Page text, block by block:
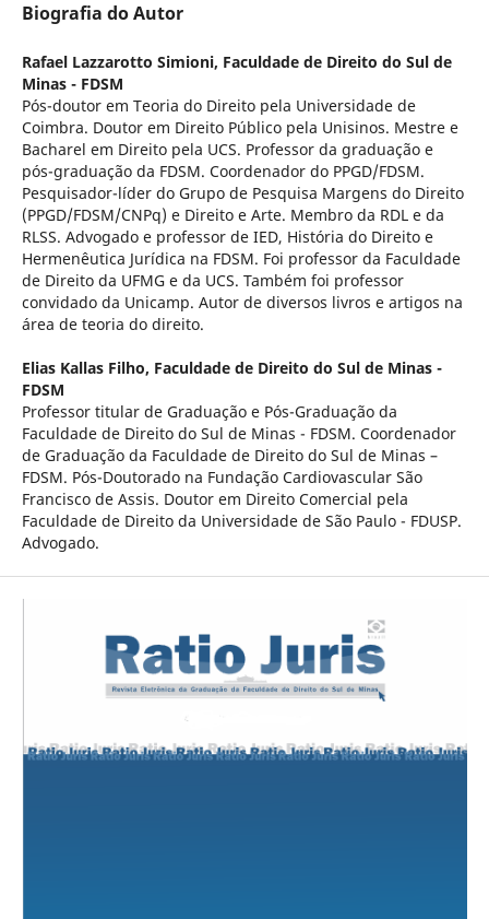
Biografia do Autor
Rafael Lazzarotto Simioni, Faculdade de Direito do Sul de
Minas - FDSM
Pós-doutor em Teoria do Direito pela Universidade de
Coimbra. Doutor em Direito Público pela Unisinos. Mestre e
Bacharel em Direito pela UCS. Professor da graduação e
pós-graduação da FDSM. Coordenador do PPGD/FDSM.
Pesquisador-líder do Grupo de Pesquisa Margens do Direito
(PPGD/FDSM/CNPq) e Direito e Arte. Membro da RDL e da
RLSS. Advogado e professor de IED, História do Direito e
Hermenêutica Jurídica na FDSM. Foi professor da Faculdade
de Direito da UFMG e da UCS. Também foi professor
convidado da Unicamp. Autor de diversos livros e artigos na
área de teoria do direito.
Elias Kallas Filho, Faculdade de Direito do Sul de Minas -
FDSM
Professor titular de Graduação e Pós-Graduação da
Faculdade de Direito do Sul de Minas - FDSM. Coordenador
de Graduação da Faculdade de Direito do Sul de Minas –
FDSM. Pós-Doutorado na Fundação Cardiovascular São
Francisco de Assis. Doutor em Direito Comercial pela
Faculdade de Direito da Universidade de São Paulo - FDUSP.
Advogado.